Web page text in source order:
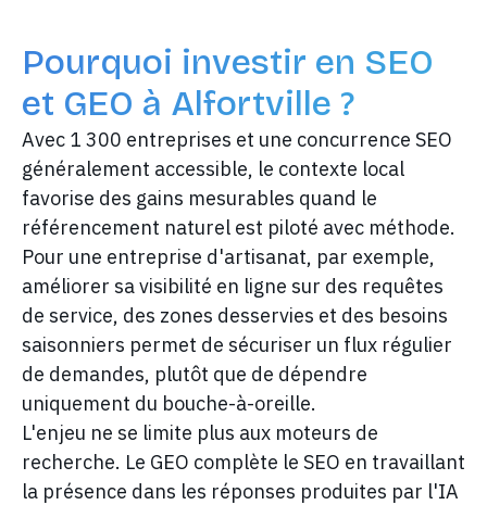
Pourquoi investir en SEO
et GEO à Alfortville ?
Avec 1 300 entreprises et une concurrence SEO
généralement accessible, le contexte local
favorise des gains mesurables quand le
référencement naturel est piloté avec méthode.
Pour une entreprise d'artisanat, par exemple,
améliorer sa visibilité en ligne sur des requêtes
de service, des zones desservies et des besoins
saisonniers permet de sécuriser un flux régulier
de demandes, plutôt que de dépendre
uniquement du bouche-à-oreille.
L'enjeu ne se limite plus aux moteurs de
recherche. Le GEO complète le SEO en travaillant
la présence dans les réponses produites par l'IA